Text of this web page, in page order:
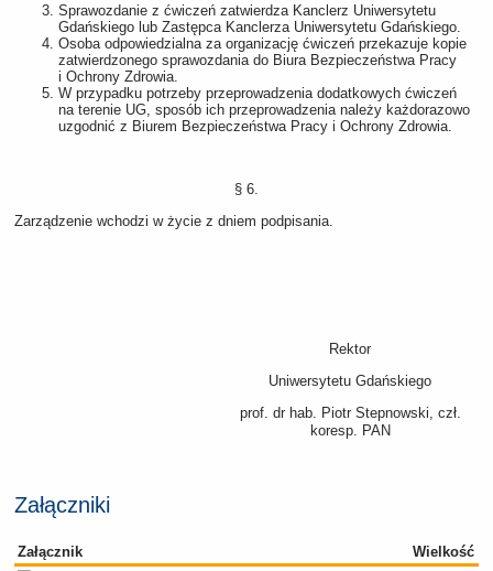
Sprawozdanie z ćwiczeń zatwierdza Kanclerz Uniwersytetu
Gdańskiego lub Zastępca Kanclerza Uniwersytetu Gdańskiego.
Osoba odpowiedzialna za organizację ćwiczeń przekazuje kopie
zatwierdzonego sprawozdania do Biura Bezpieczeństwa Pracy
i Ochrony Zdrowia.
W przypadku potrzeby przeprowadzenia dodatkowych ćwiczeń
na terenie UG, sposób ich przeprowadzenia należy każdorazowo
uzgodnić z Biurem Bezpieczeństwa Pracy i Ochrony Zdrowia.
§ 6.
Zarządzenie wchodzi w życie z dniem podpisania.
Rektor
Uniwersytetu Gdańskiego
prof. dr hab. Piotr Stepnowski, czł.
koresp. PAN
Załączniki
Załącznik
Wielkość